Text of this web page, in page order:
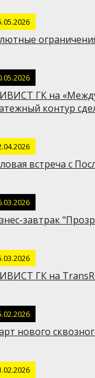
ГК на
контур
встреча с
завтрак
ГК на
нового